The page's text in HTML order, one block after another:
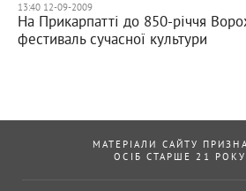
13:40 12-09-2009
На Прикарпатті до 850-річчя
фестиваль сучасної культури
МАТЕРІАЛИ САЙТУ
ОСІБ СТАРШЕ 21